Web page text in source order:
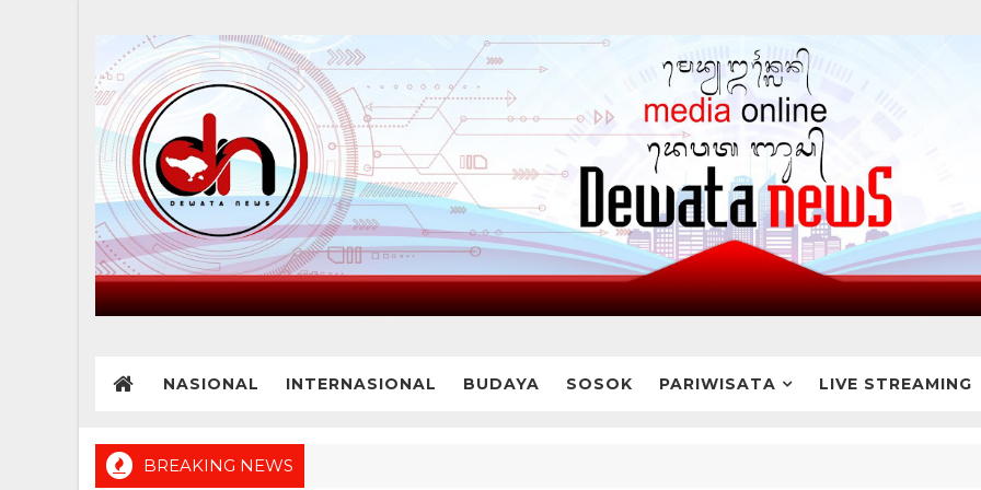
NASIONAL INTERNASIONAL BUDAYA SOSOK PARIWISATA LIVE STREAMING
BREAKING NEWS